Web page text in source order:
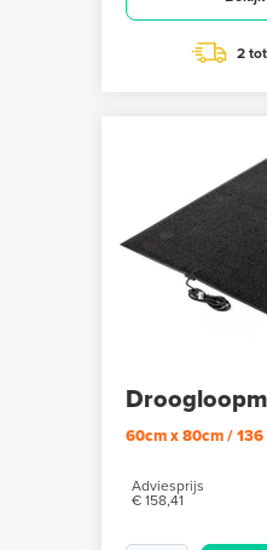
2
60cm x 80cm / 136
Adviesprijs
€ 158,41